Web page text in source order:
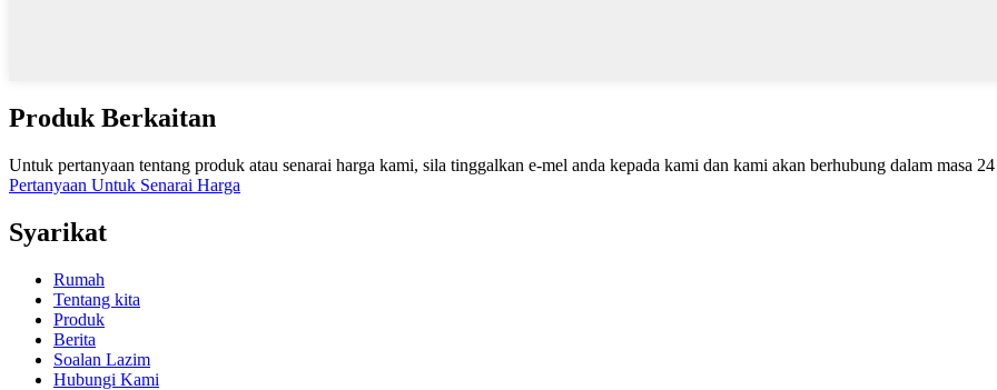
Produk Berkaitan
Untuk pertanyaan tentang produk atau senarai harga kami, sila tinggalkan e-mel anda kepada kami dan kami akan berhubung dalam masa
Pertanyaan Untuk Senarai Harga
Syarikat
Rumah
Tentang kita
Produk
Berita
Soalan Lazim
Hubungi Kami